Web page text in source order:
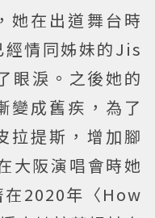
她在出道舞台時
經情同姊妹的Jis
眼淚。之後她的
變成舊疾，為了
拉提斯，增加腳
大阪演唱會時她
在2020年〈How